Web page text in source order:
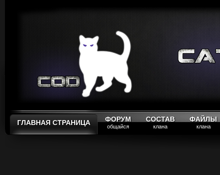
ГЛАВНАЯ СТРАНИЦА ФОРУМ
общайся
СОСТАВ
клана
ФАЙЛЫ
клана